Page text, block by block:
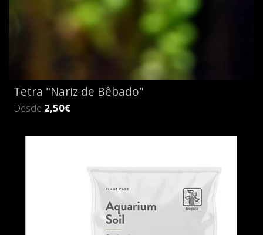
Tetra "Nariz de Bêbado"
Desde 2,50€